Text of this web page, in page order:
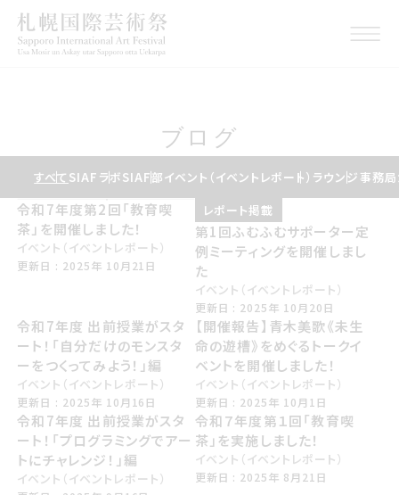
ブログ
すべて SIAFラボSIAF部イベント（イベントレポート） ラウンジ 事務
令和7年度第2回「教育喫
茶」を開催しました！
イベント（イベントレポート）
こうしんび 2025年 じゅうがつ21日
更新日 : 2025年 10月21日
レポート掲載
第1回ふむふむサポーター定
例ミーティングを開催しまし
た
イベント（イベントレポート）
こうしんび 2025年 じゅうがつ20日
更新日 : 2025年 10月20日
令和7年度 出前授業がスタ
ート！「自分だけのモンスタ
ーをつくってみよう！」編
イベント（イベントレポート）
こうしんび 2025年 じゅうがつ16日
更新日 : 2025年 10月16日
【開催報告】青木美歌《未生
命の遊槽》をめぐるトークイ
ベントを開催しました！
イベント（イベントレポート）
こうしんび 2025年 じゅうがつ1日
更新日 : 2025年 10月1日
令和7年度 出前授業がスタ
ート！「プログラミングでアー
トにチャレンジ！」編
イベント（イベントレポート）
令和７年度第１回「教育喫
茶」を実施しました！
イベント（イベントレポート）
こうしんび 2025年 はちがつ21日
更新日 : 2025年 8月21日